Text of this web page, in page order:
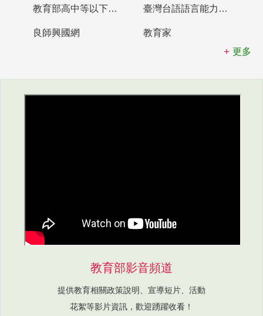
教育部高中等以下學校及幼兒園教師資格檢定考試 臺灣台語語言能力認證網站
良師興國網
教育家
更多
教育部影音頻道
提供教育相關政策說明、宣導短片、活動
花絮等影片資訊，歡迎踴躍收看！